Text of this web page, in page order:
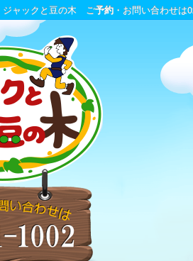
ジャックと豆の木 ご予約・お問い合わせは